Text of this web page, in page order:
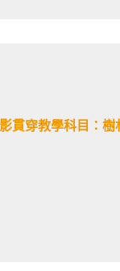
貫穿教學科目：樹